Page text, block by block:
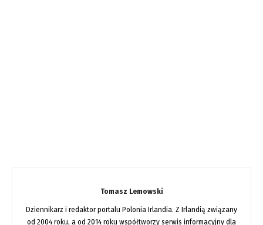
Tomasz Lemowski
Dziennikarz i redaktor portalu Polonia Irlandia. Z Irlandią związany
od 2004 roku, a od 2014 roku współtworzy serwis informacyjny dla